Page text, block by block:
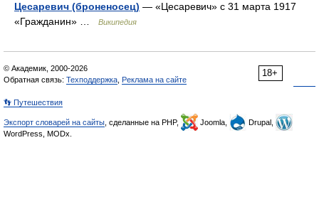
Цесаревич (броненосец) — «Цесаревич» c 31 марта 1917
«Гражданин» …
Википедия
18+
© Академик, 2000-2026
Обратная связь: Техподдержка Реклама на сайте
👣 Путешествия
Экспорт словарей на сайты , сделанные на PHP, Joomla,
Drupal,
WordPress, MODx.